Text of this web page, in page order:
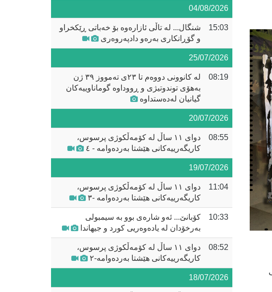
04/08/2026
15:03
شنگال... لە تاڵی ئازارەوە بۆ خەباتی ڕێکخراو
و گۆڕانکاری بەرەو دادپەروەری
25/07/2026
08:19
لە کانوونی دووەم تا ٢٣ی تەمووز ٣٩ ژن
بەهۆی توندوتیژی و ڕووداوە گوماناوییەکان
گیانیان لەدەستداوە
20/07/2026
08:55
دوای ١١ ساڵ لە کۆمەڵکوژی پرسوس،
کاریگەرییەکانی هێشتا بەردەوامە - ٤
19/07/2026
11:04
دوای ١١ ساڵ لە کۆمەڵکوژی پرسوس،
کاریگەرییەکانی هێشتا بەردەوامە -٣
10:33
کۆبانێ... ئەو شارەی بوو بە سیمبولی
بەرخۆدان لە یادەوەریی کورد و جیهاندا
08:52
دوای ١١ ساڵ لە کۆمەڵکوژی پرسوس،
کاریگەرییەکانی هێشتا بەردەوامە-٢
18/07/2026